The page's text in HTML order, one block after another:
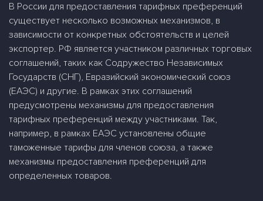
В России для предоставления тарифных преференций
существует несколько возможных механизмов, в
зависимости от конкретных обстоятельств и целей
экспортер. РФ является участником различных торговых
соглашений, таких как Содружество Независимых
Государств (СНГ), Евразийский экономический союз
(ЕАЭС) и другие. В рамках этих соглашений
предусмотрены механизмы для предоставления
тарифных преференций между участниками. Так,
например, в рамках ЕАЭС установлены общие
таможенные тарифы для членов союза, а также
механизмы предоставления преференций для
определенных товаров.